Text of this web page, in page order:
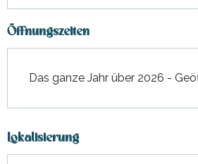
Öffnungszeiten
Das ganze Jahr über 2026 -
Lokalisierung